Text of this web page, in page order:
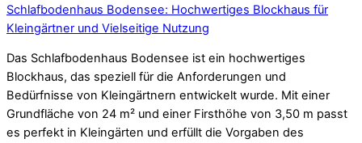
Schlafbodenhaus Bodensee: Hochwertiges Blockhaus für
Kleingärtner und Vielseitige Nutzung
Das Schlafbodenhaus Bodensee ist ein hochwertiges
Blockhaus, das speziell für die Anforderungen und
Bedürfnisse von Kleingärtnern entwickelt wurde. Mit einer
Grundfläche von 24 m² und einer Firsthöhe von 3,50 m passt
es perfekt in Kleingärten und erfüllt die Vorgaben des